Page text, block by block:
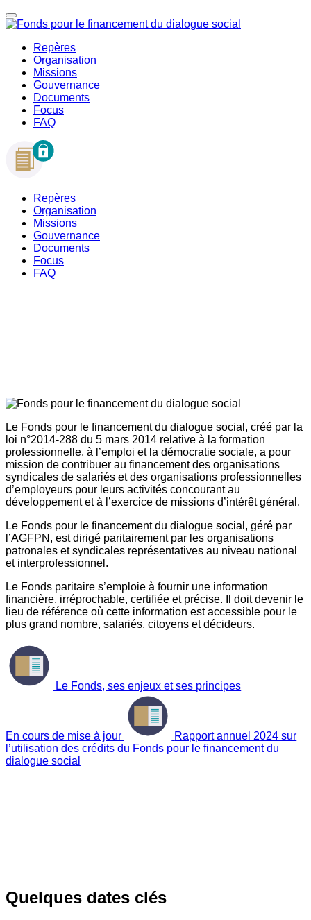
Repères
Organisation
Missions
Gouvernance
Documents
Focus
FAQ
Repères
Organisation
Missions
Gouvernance
Documents
Focus
FAQ
Le Fonds pour le financement du dialogue social, créé par la
loi n°2014-288 du 5 mars 2014 relative à la formation
professionnelle, à l’emploi et la démocratie sociale, a pour
mission de contribuer au financement des organisations
syndicales de salariés et des organisations professionnelles
d’employeurs pour leurs activités concourant au
développement et à l’exercice de missions d’intérêt général.
Le Fonds pour le financement du dialogue social, géré par
l’AGFPN, est dirigé paritairement par les organisations
patronales et syndicales représentatives au niveau national
et interprofessionnel.
Le Fonds paritaire s’emploie à fournir une information
financière, irréprochable, certifiée et précise. Il doit devenir le
lieu de référence où cette information est accessible pour le
plus grand nombre, salariés, citoyens et décideurs.
Le Fonds, ses enjeux et ses principes
En cours de mise à jour
Rapport annuel 2024 sur
l’utilisation des crédits du Fonds pour le financement du
dialogue social
Quelques dates clés